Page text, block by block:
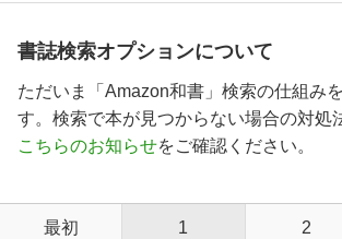
書誌検索オプションについて
ただいま「Amazon和書」検索の仕組み
す。検索で本が見つからない場合の対処
こちらのお知らせをご確認ください。
最初 1 2